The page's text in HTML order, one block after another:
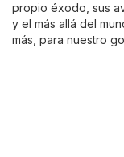
propio éxodo, sus
y el más allá del
más, para nuestro